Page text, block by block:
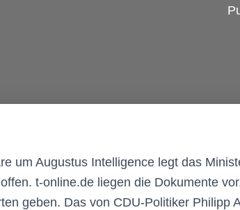
um Augustus Intelligence legt das
t-online.de liegen die Dokumente
geben. Das von CDU-Politiker Philipp